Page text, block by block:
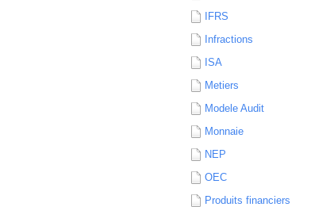
IFRS
Infractions
ISA
Metiers
Modele Audit
Monnaie
NEP
OEC
Produits financiers